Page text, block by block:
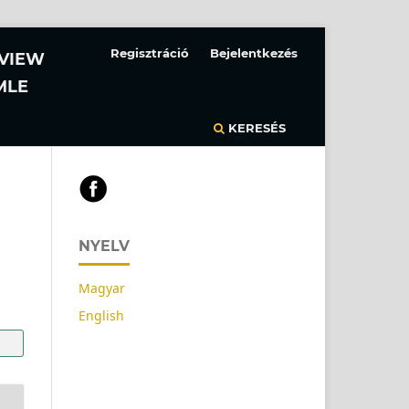
KERESÉS
Regisztráció Bejelentkezés
NYELV
Magyar
English